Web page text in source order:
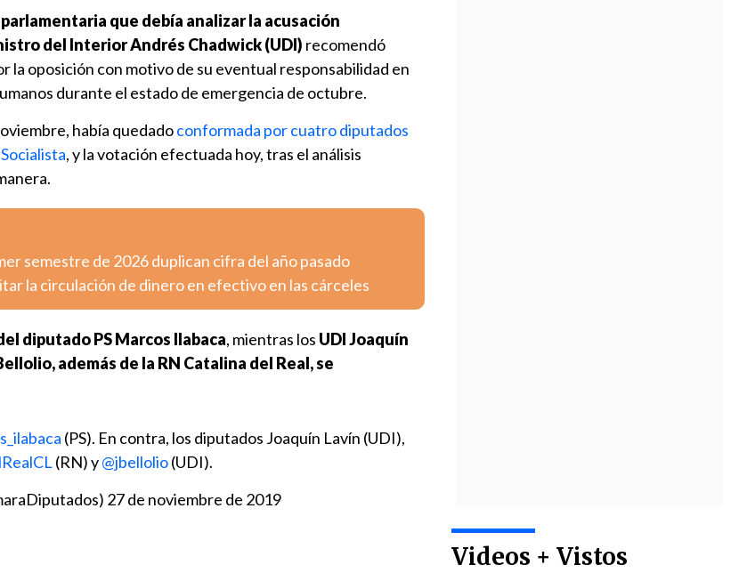
Videos + Vistos
que debía analizar la acusación
del Interior Andrés Chadwick (UDI) recomendó
la oposición con motivo de su eventual responsabilidad en
durante el estado de emergencia de octubre.
había quedadoconformada por cuatro diputados
, y la votación efectuada hoy, tras el análisis
semestre de 2026 duplican cifra del año pasado
la circulación de dinero en efectivo en las cárceles
diputado PS Marcos Ilabaca, mientras los UDI Joaquín
además de la RN Catalina del Real, se
(PS). En contra, los diputados Joaquín Lavín (UDI),
(RN) y@jbellolio(UDI).
27 de noviembre de 2019